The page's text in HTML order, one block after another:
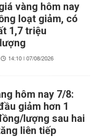
vàng hôm nay
loạt giảm, có
1,7 triệu
14:10 | 07/08/2026
hôm nay 7/8:
giảm hơn 1
lượng sau hai
liên tiếp